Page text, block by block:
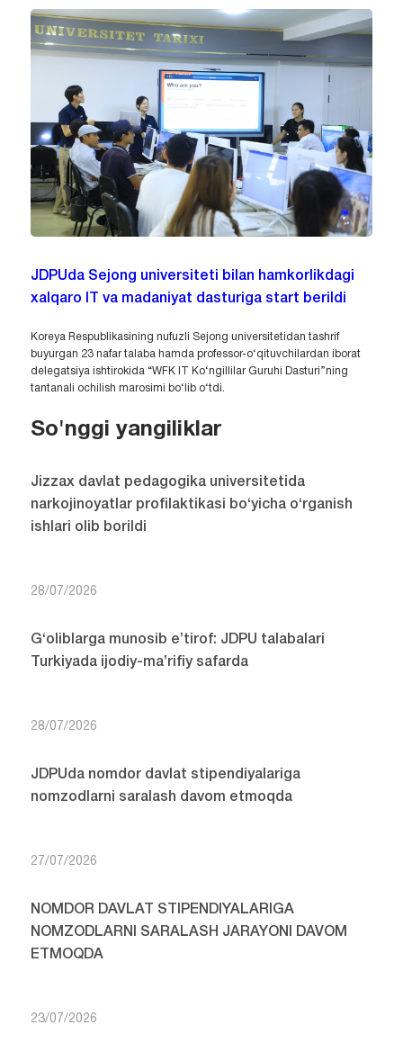
JDPUda Sejong universiteti bilan hamkorlikdagi
xalqaro IT va madaniyat dasturiga start berildi
Koreya Respublikasining nufuzli Sejong universitetidan tashrif
buyurgan 23 nafar talaba hamda professor-o‘qituvchilardan iborat
delegatsiya ishtirokida “WFK IT Ko‘ngillilar Guruhi Dasturi”ning
tantanali ochilish marosimi bo‘lib o‘tdi.
So'nggi yangiliklar
Jizzax davlat pedagogika universitetida
narkojinoyatlar profilaktikasi bo‘yicha o‘rganish
ishlari olib borildi
28/07/2026
G‘oliblarga munosib e’tirof: JDPU talabalari
Turkiyada ijodiy-ma’rifiy safarda
28/07/2026
JDPUda nomdor davlat stipendiyalariga
nomzodlarni saralash davom etmoqda
27/07/2026
NOMDOR DAVLAT STIPENDIYALARIGA
NOMZODLARNI SARALASH JARAYONI DAVOM
ETMOQDA
23/07/2026